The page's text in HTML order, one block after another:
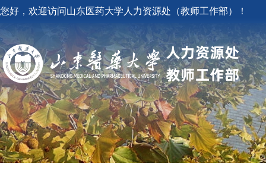
您好，欢迎访问山东医药大学人力资源处（教师工作部）！